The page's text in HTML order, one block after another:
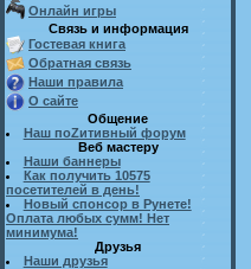
Онлайн игры
Связь и информация
Гостевая книга
Обратная связь
Наши правила
О сайте
Общение
Наш поZитивный форум
Веб мастеру
Наши баннеры
Как получить 10575
посетителей в день!
Новый спонсор в Рунете!
Оплата любых сумм! Нет
минимума!
Друзья
Наши друзья